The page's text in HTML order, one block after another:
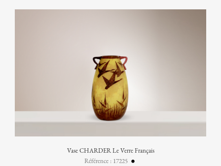
Vase CHARDER Le Verre Français
Référence : 17225